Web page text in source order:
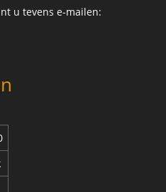
u tevens e-mailen: